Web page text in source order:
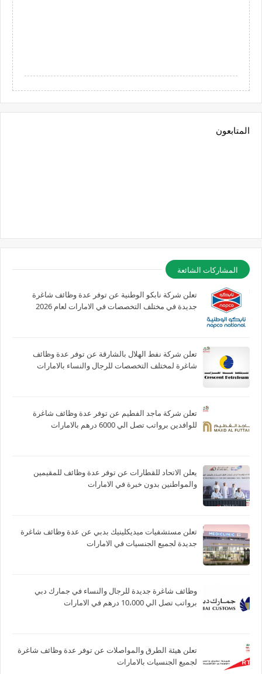
المتابعون
المشاركات الشائعة
تعلن شركة نابكو الوطنية عن توفر عدة وظائف شاغرة
جديدة في مختلف التخصصات في الامارات لعام 2026
تعلن شركة نفط الهلال بالشارقة عن توفر عدة وظائف
شاغرة لمختلف التخصصات للرجال والنساء بالامارات
تعلن شركة ماجد الفطيم عن توفر عدة وظائف شاغرة
للوافدين برواتب تصل الي 6000 درهم بالامارات
يعلن الاتحاد للقطارات عن توفر عدة وظائف للمقيمين
والمواطنين بدون خبرة في الامارات
تعلن مستشفيات ميديكلينيك بدبي عن عدة وظائف شاغرة
جديدة لجميع الجنسيات في الامارات
وظائف شاغرة جديدة للرجال والنساء في جمارك دبي
برواتب تصل الي 10،000 درهم في الامارات
تعلن هيئة الطرق والمواصلات عن توفر عدة وظائف شاغرة
لجميع الجنسيات بالامارات